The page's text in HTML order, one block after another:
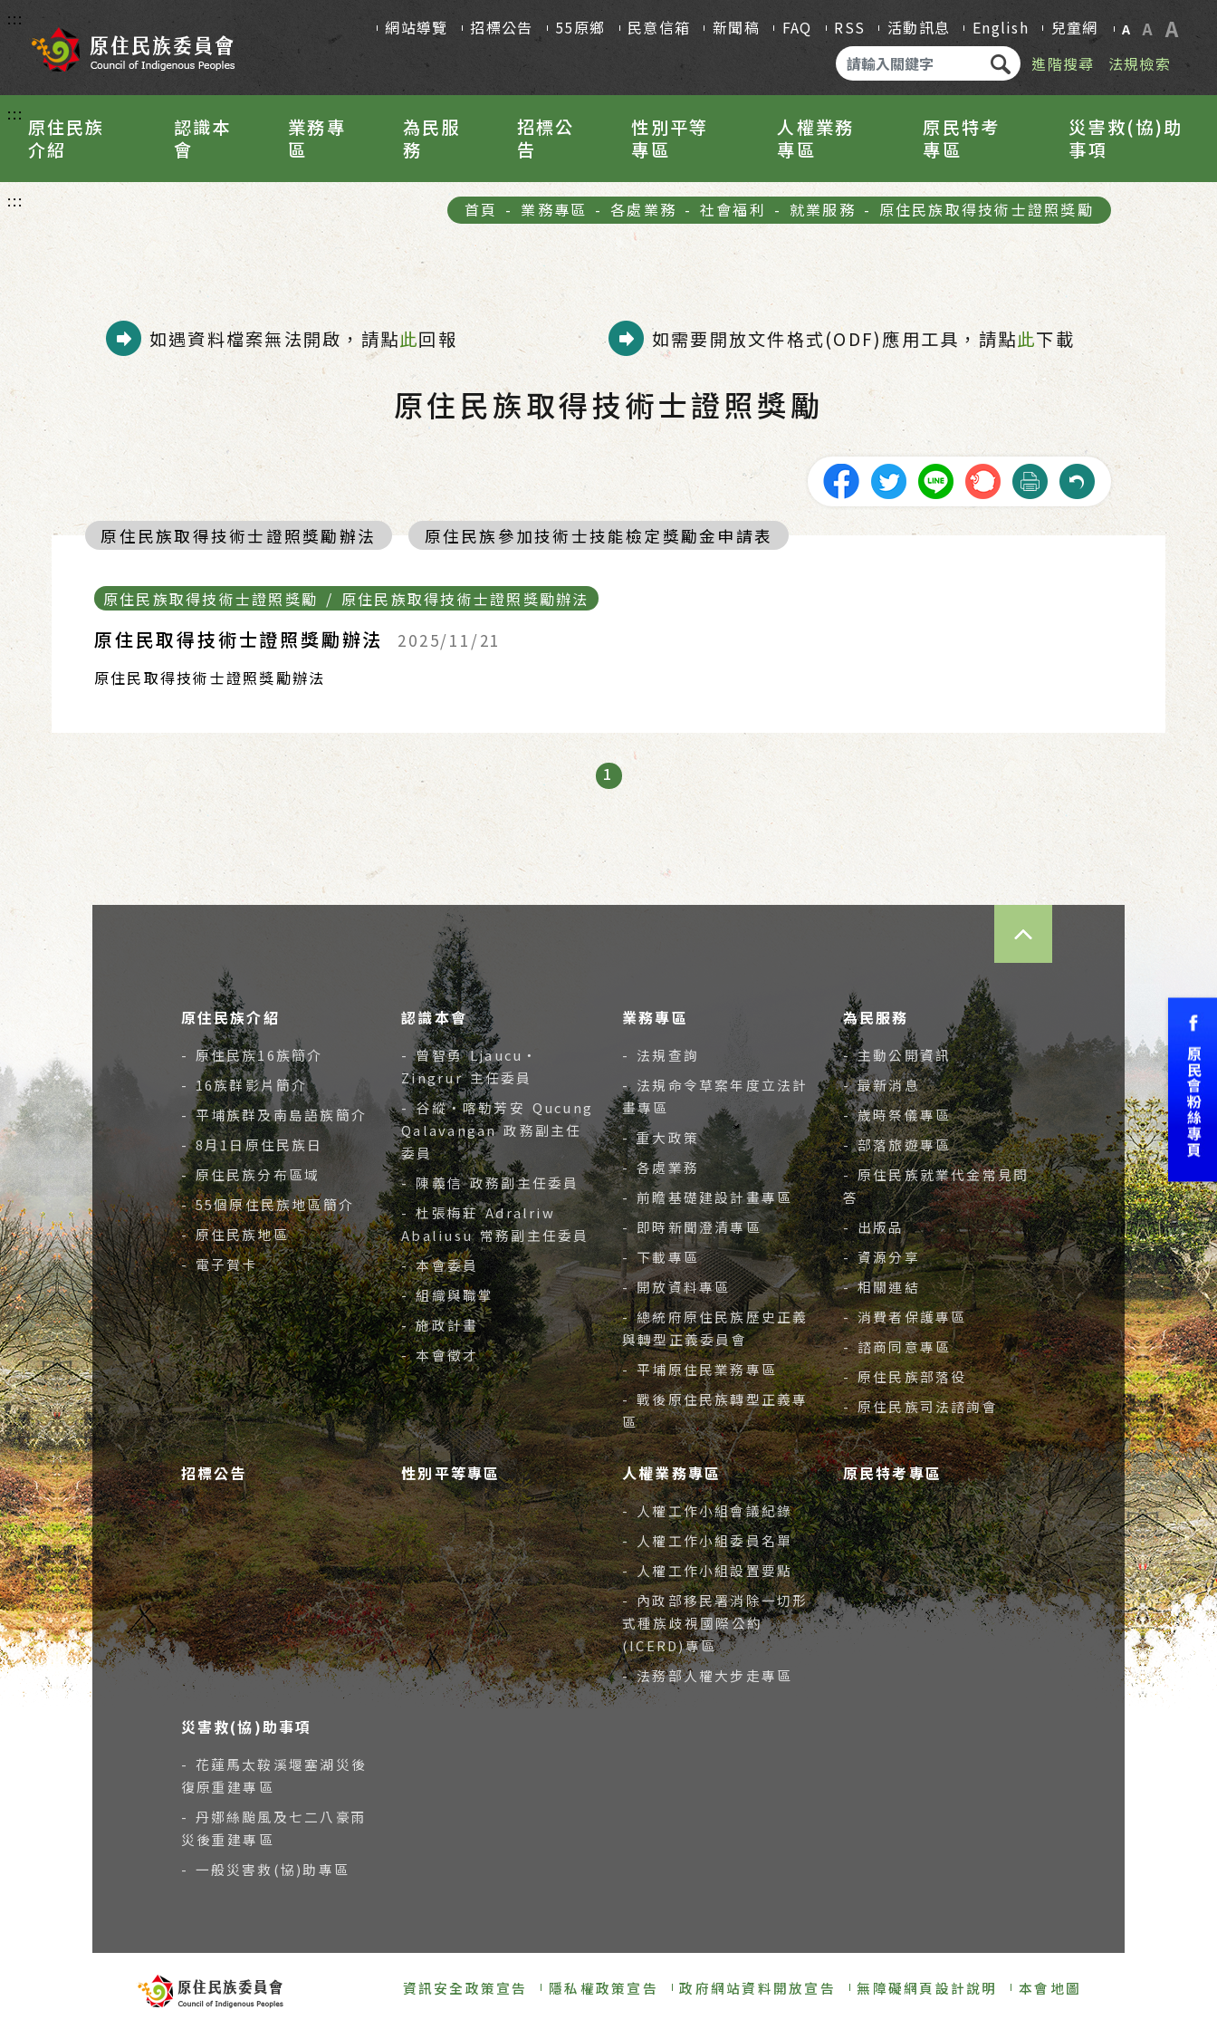
::: 網站導覽 招標公告 55原鄉 民意信箱 新聞稿 FAQ RSS 活動訊息 English 兒童網 A A A
進階搜尋 法規檢索
:::
原住民族
介紹
認識本
會
業務專
區
為民服
務
招標公
告
性別平等
專區
人權業務
專區
原民特考
專區
災害救(協)助
事項
::: 首頁 - 業務專區 - 各處業務 - 社會福利 - 就業服務 - 原住民族取得技術士證照獎勵
如遇資料檔案無法開啟，請點此回報 如需要開放文件格式(ODF)應用工具，請點此下載
原住民族取得技術士證照獎勵
原住民族取得技術士證照獎勵辦法 原住民族參加技術士技能檢定獎勵金申請表
原住民族取得技術士證照獎勵 / 原住民族取得技術士證照獎勵辦法
原住民取得技術士證照獎勵辦法 2025/11/21
原住民取得技術士證照獎勵辦法
1
原住民族介紹
- 原住民族16族簡介
- 16族群影片簡介
- 平埔族群及南島語族簡介
- 8月1日原住民族日
- 原住民族分布區域
- 55個原住民族地區簡介
- 原住民族地區
- 電子賀卡
認識本會
- 曾智勇 Ljaucu‧
Zingrur 主任委員
- 谷縱‧喀勒芳安 Qucung
Qalavangan 政務副主任
委員
- 陳義信 政務副主任委員
- 杜張梅莊 Adralriw
Abaliusu 常務副主任委員
- 本會委員
- 組織與職掌
- 施政計畫
- 本會徵才
業務專區
- 法規查詢
- 法規命令草案年度立法計
畫專區
- 重大政策
- 各處業務
- 前瞻基礎建設計畫專區
- 即時新聞澄清專區
- 下載專區
- 開放資料專區
- 總統府原住民族歷史正義
與轉型正義委員會
- 平埔原住民業務專區
- 戰後原住民族轉型正義專
區
為民服務
- 主動公開資訊
- 最新消息
- 歲時祭儀專區
- 部落旅遊專區
- 原住民族就業代金常見問
答
- 出版品
- 資源分享
- 相關連結
- 消費者保護專區
- 諮商同意專區
- 原住民族部落役
- 原住民族司法諮詢會
招標公告 性別平等專區 人權業務專區
- 人權工作小組會議紀錄
- 人權工作小組委員名單
- 人權工作小組設置要點
- 內政部移民署消除一切形
式種族歧視國際公約
(ICERD)專區
- 法務部人權大步走專區
原民特考專區
災害救(協)助事項
- 花蓮馬太鞍溪堰塞湖災後
復原重建專區
- 丹娜絲颱風及七二八豪雨
災後重建專區
- 一般災害救(協)助專區
資訊安全政策宣告 隱私權政策宣告 政府網站資料開放宣告 無障礙網頁設計說明 本會地圖